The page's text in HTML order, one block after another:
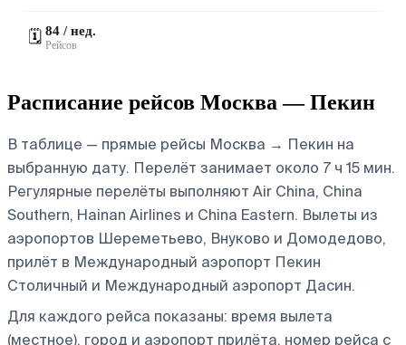
🗓️ 84 / нед.
Рейсов
Расписание рейсов Москва — Пекин
В таблице — прямые рейсы Москва → Пекин на
выбранную дату. Перелёт занимает около 7 ч 15 мин.
Регулярные перелёты выполняют Air China, China
Southern, Hainan Airlines и China Eastern. Вылеты из
аэропортов Шереметьево, Внуково и Домодедово,
прилёт в Международный аэропорт Пекин
Столичный и Международный аэропорт Дасин.
Для каждого рейса показаны: время вылета
(местное), город и аэропорт прилёта, номер рейса с